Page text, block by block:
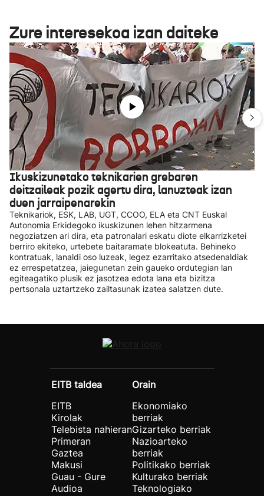
Zure interesekoa izan daiteke
Ikuskizunetako teknikarien grebaren
deitzaileak pozik agertu dira, lanuzteak izan
duen jarraipenarekin
Teknikariok, ESK, LAB, UGT, CCOO, ELA eta CNT Euskal
Autonomia Erkidegoko ikuskizunen lehen hitzarmena
negoziatzen ari dira, eta patronalari eskatu diote elkarrizketei
berriro ekiteko, urtebete baitaramate blokeatuta. Behineko
kontratuak, lanaldi oso luzeak, legez ezarritako atsedenaldiak
ez errespetatzea, jaiegunetan zein gaueko ordutegian lan
egiteagatiko plusik ez jasotzea edota lana eta bizitza
pertsonala uztartzeko zailtasunak izatea salatzen dute.
EITB taldea
EITB
Kirolak
Telebista nahieran
Primeran
Gaztea
Makusi
Guau - Gure
Audioa
Orain
Ekonomiako
berriak
Gizarteko berriak
Nazioarteko
berriak
Politikako berriak
Kulturako berriak
Teknologiako